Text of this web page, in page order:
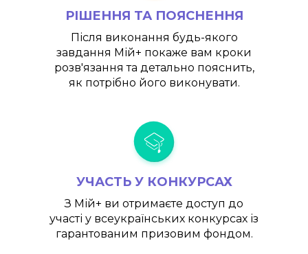
РІШЕННЯ ТА ПОЯСНЕННЯ
Після виконання будь-якого
завдання Мій+ покаже вам кроки
розв'язання та детально пояснить,
як потрібно його виконувати.
УЧАСТЬ У КОНКУРСАХ
З Мій+ ви отримаєте доступ до
участі у всеукраїнських конкурсах із
гарантованим призовим фондом.